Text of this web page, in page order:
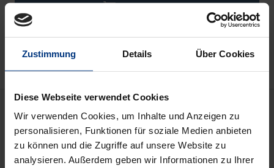
Zustimmung Details Über Cookies
Diese Webseite verwendet Cookies
Wir verwenden Cookies, um Inhalte und Anzeigen zu
personalisieren, Funktionen für soziale Medien anbieten
zu können und die Zugriffe auf unsere Website zu
analysieren. Außerdem geben wir Informationen zu Ihrer
Add to Cart
Add to Wish List
Description
Der VW Käfer hat sich auch in Mexiko, wie bereits
zuvor in Deutschland, zu einem bedeutenden